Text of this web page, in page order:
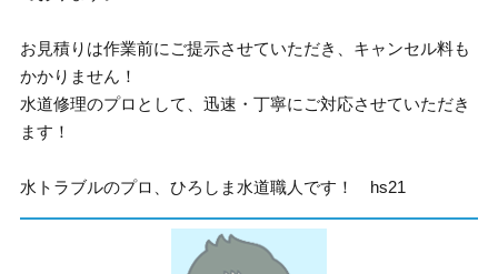
お見積りは作業前にご提示させていただき、キャンセル料も
かかりません！
水道修理のプロとして、迅速・丁寧にご対応させていただき
ます！
水トラブルのプロ、ひろしま水道職人です！ hs21